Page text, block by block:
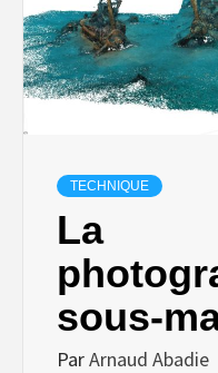
TECHNIQUE
La
sous-
ParArnaud Abadie